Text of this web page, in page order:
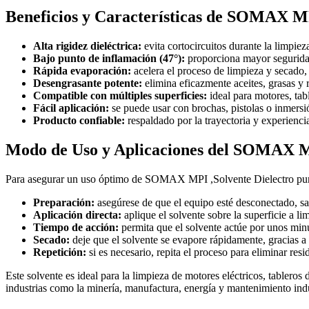
Beneficios y Características de SOMAX
Alta rigidez dieléctrica: evita cortocircuitos durante la
Bajo punto de inflamación (47°): proporciona mayor
Rápida evaporación: acelera el proceso de limpieza y
Desengrasante potente: elimina eficazmente aceites, grasas y
Compatible con múltiples superficies: ideal para motores,
Fácil aplicación: se puede usar con brochas, pistolas o
Producto confiable: respaldado por la trayectoria y
Modo de Uso y Aplicaciones del SOMAX
Para asegurar un uso óptimo de SOMAX MPI ,Solvente Dielectro
Preparación: asegúrese de que el equipo esté desconectado,
Aplicación directa: aplique el solvente sobre la superficie a
Tiempo de acción: permita que el solvente actúe por unos
Secado: deje que el solvente se evapore rápidamente, gracias
Repetición: si es necesario, repita el proceso para eliminar
Este solvente es ideal para la limpieza de motores eléctricos,
industrias como la minería, manufactura, energía y mantenimiento